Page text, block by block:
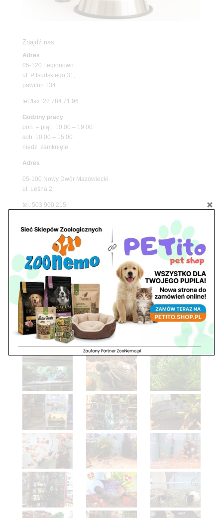
Znajdź nas
Adres
05-120 Legionowo
ul. Piłsudskiego 31,
pawilon 134
tel./fax. 22 784 71 96
Godziny pracy
pon. – piąt. 10.00 – 19.00
sob. 10.00 – 15.00
niedz. zamknięte
Adres
05-100 Nowy Dwór Mazowiecki
ul. Leśna 2
tel. 503 900 215
pon. – piąt. 10.00 – 19.00
sob. 8.00 – 15.00
niedz. zamknięte